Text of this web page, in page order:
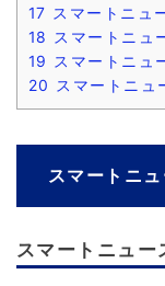
17 スマートニュ
18 スマートニュ
19 スマートニュ
20 スマートニュ
スマートニ
スマートニュー